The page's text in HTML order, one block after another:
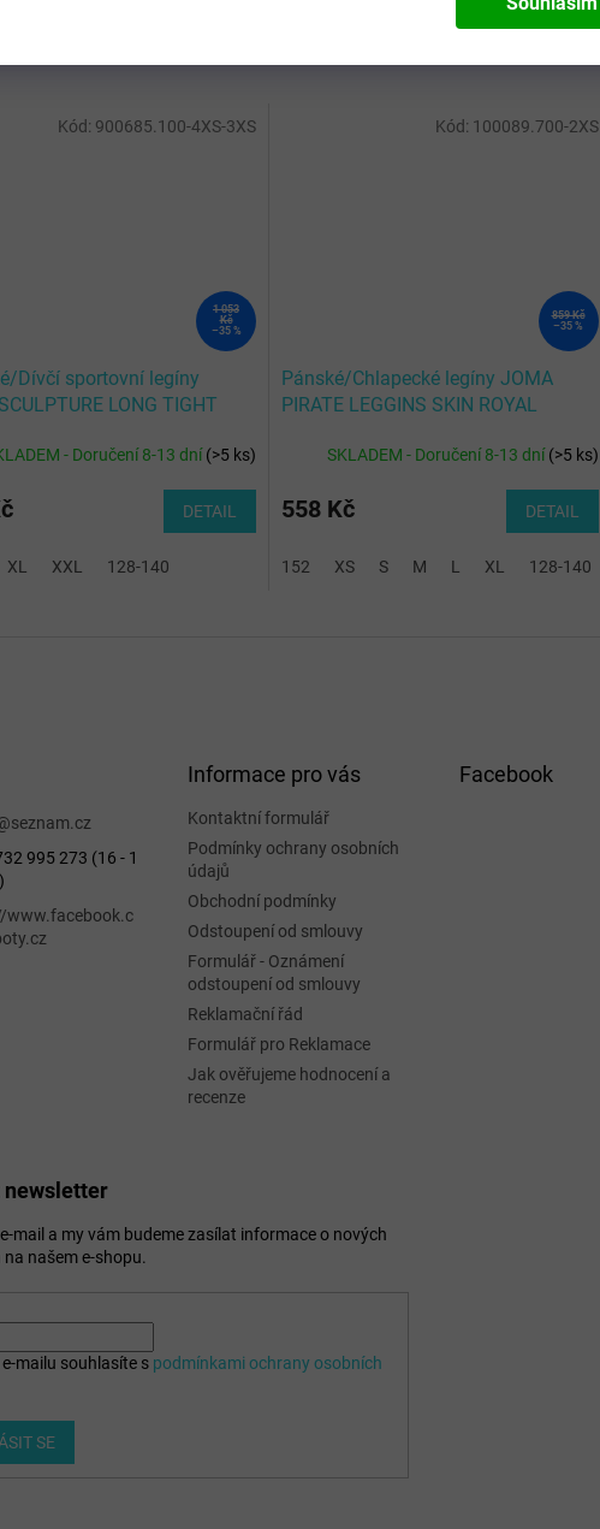
1 053
Kč
–35 %
Dívčí sportovní legíny
LONG TIGHT
- Doručení 8-13 dní(>5 ks)
DETAIL
XL XXL 128-140
Kód: 900685.100-4XS-3XS
859 Kč
–35 %
Pánské/Chlapecké legíny JOMA
PIRATE LEGGINS SKIN ROYAL
SKLADEM - Doručení 8-13 dní(>5 ks)
558 Kč DETAIL
152 XS S M L XL 128-140
Kód: 100089.700-2XS
seznam.cz
995 273 (16 - 1
www.facebook.c
Informace pro vás
Kontaktní formulář
Podmínky ochrany osobních
údajů
Obchodní podmínky
Odstoupení od smlouvy
Formulář - Oznámení
odstoupení od smlouvy
Reklamační řád
Formulář pro Reklamace
Jak ověřujeme hodnocení a
recenze
Facebook
newsletter
mail a my vám budeme zasílat informace o nových
našem e-shopu.
mailu souhlasíte s podmínkami ochrany osobních
SE